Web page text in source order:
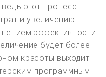
этот процесс
и увеличению
эффективности
будет более
красоты выходит
программным